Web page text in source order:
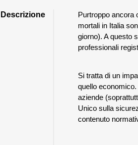
Descrizione
Purtroppo ancora
mortali in Italia
giorno). A questo
professionali
Si tratta di un
quello
aziende
Unico sulla
contenuto